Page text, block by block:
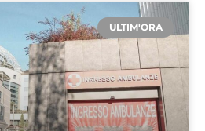
ULTIM'ORA